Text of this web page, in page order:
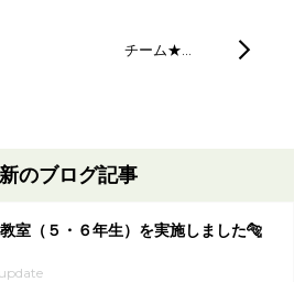
チーム★…
のブログ記事
室（５・６年生）を実施しました🐅